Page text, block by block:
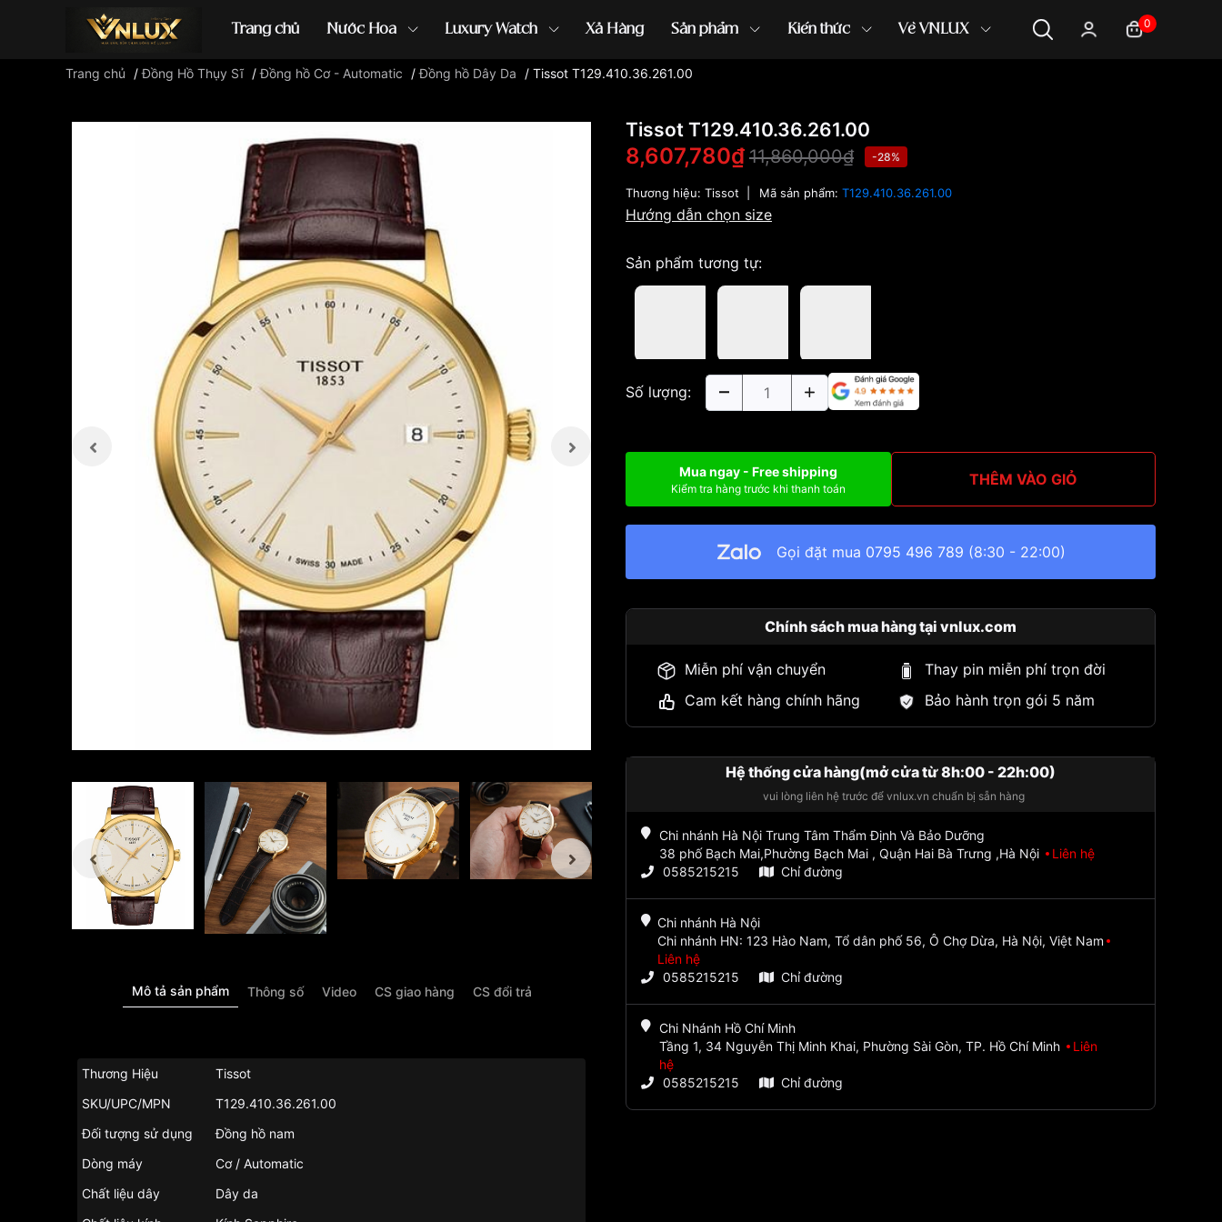
Trang chủ Nước Hoa Luxury Watch Xả Hàng Sản phẩm Kiến thức Về VNLUX 0
Đồng hồ casio đồng hồ G-Shock đồng hồ Orient ...
Trang chủ /Đồng Hồ Thụy Sĩ /Đồng hồ Cơ - Automatic /Đồng hồ Dây Da / Tissot T129.410.36.261.00
Mô tả sản phẩm Thông số Video CS giao hàng CS đổi trả
Thương Hiệu
Tissot
SKU/UPC/MPN
T129.410.36.261.00
Đối tượng sử dụng
Đồng hồ nam
Dòng máy
Cơ / Automatic
Chất liệu dây
Dây da
Tissot T129.410.36.261.00
8,607,780₫ 11,860,000₫ -28%
Thương hiệu: Tissot Mã sản phẩm: T129.410.36.261.00
Hướng dẫn chọn size
Sản phẩm tương tự:
Số lượng:
Mua ngay - Free shipping
Kiểm tra hàng trước khi thanh toán THÊM VÀO GIỎ
Gọi đặt mua 0795 496 789 (8:30 - 22:00)
Chính sách mua hàng tại vnlux.com
Miễn phí vận chuyển
Thay pin miễn phí trọn đời
Cam kết hàng chính hãng
Bảo hành trọn gói 5 năm
Hệ thống cửa hàng(mở cửa từ 8h:00 - 22h:00)
vui lòng liên hệ trước để vnlux.vn chuẩn bị sẵn hàng
Chi nhánh Hà Nội Trung Tâm Thẩm Định Và Bảo Dưỡng
38 phố Bạch Mai,Phường Bạch Mai , Quận Hai Bà Trưng ,Hà Nội
Liên hệ
0585215215
Chỉ đường
Chi nhánh Hà Nội
Chi nhánh HN: 123 Hào Nam, Tổ dân phố 56, Ô Chợ Dừa, Hà Nội, Việt Nam
Liên hệ
0585215215
Chỉ đường
Chi Nhánh Hồ Chí Minh
Tầng 1, 34 Nguyễn Thị Minh Khai, Phường Sài Gòn, TP. Hồ Chí Minh
Liên
hệ
0585215215
Chỉ đường